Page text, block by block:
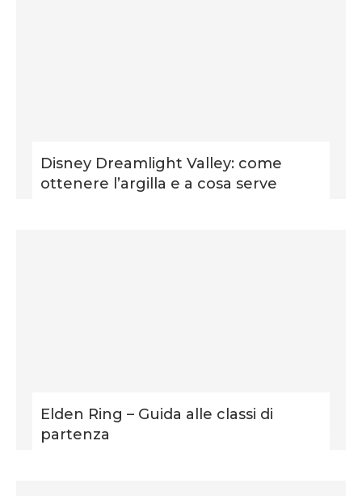
Disney Dreamlight Valley: come
ottenere l’argilla e a cosa serve
Elden Ring – Guida alle classi di
partenza